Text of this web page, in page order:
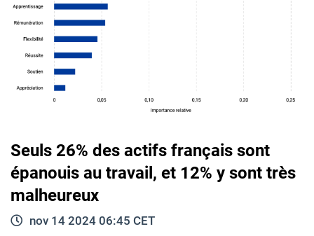
Seuls 26% des actifs français sont
épanouis au travail, et 12% y sont très
malheureux
nov 14 2024 06:45 CET